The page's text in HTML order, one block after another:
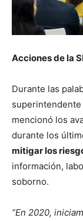
Acciones de la
Durante las
superintendente
mencionó los
durante los
mitigar los
información,
soborno.
“En 2020,